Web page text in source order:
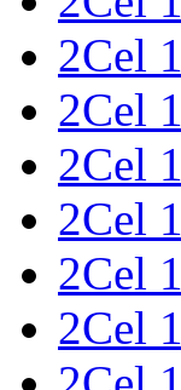
2Cel
2Cel
2Cel
2Cel
2Cel
2Cel